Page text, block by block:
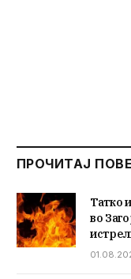
ПРОЧИТАЈ
Татко
во